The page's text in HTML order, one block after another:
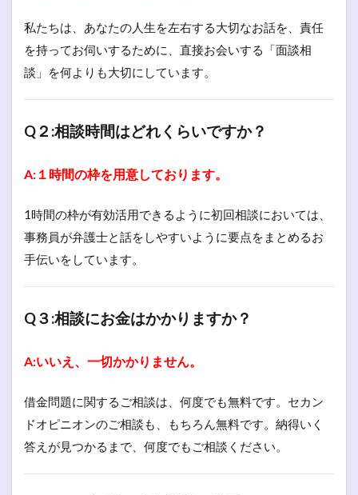
私たちは、あなたの人生を左右する大切なお話を、責任
を持ってお伺いするために、直接お会いする「面談相
談」を何よりも大切にしています。
Q２:相談時間はどれくらいですか？
A:１時間の枠を用意しております。
1時間の枠が有効活用できるように初回相談においては、
事務員が弁護士と話をしやすいように要点をまとめるお
手伝いをしています。
Q３:相談にお金はかかりますか？
A:いいえ、一切かかりません。
借金問題に関するご相談は、何度でも無料です。セカン
ドオピニオンのご相談も、もちろん無料です。納得いく
答えが見つかるまで、何度でもご相談ください。